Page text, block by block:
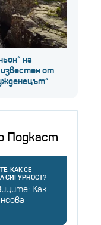
на
от
Подкаст
КАК СЕ
СИГУРНОСТ?
Как